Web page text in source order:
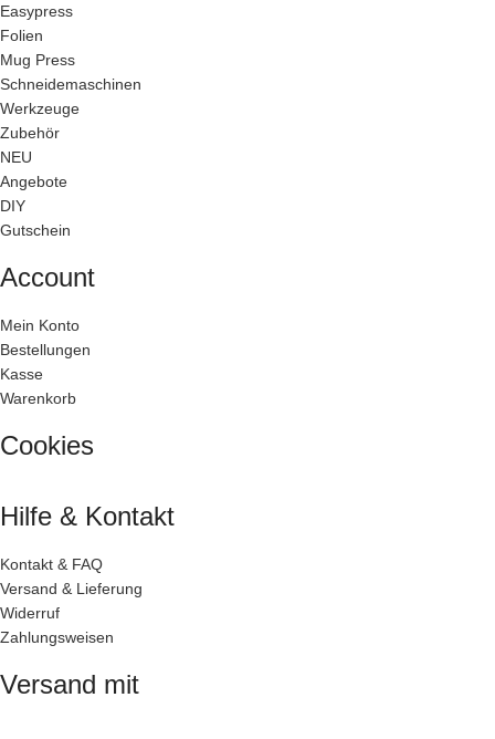
Easypress
Folien
Mug Press
Schneidemaschinen
Werkzeuge
Zubehör
NEU
Angebote
DIY
Gutschein
Account
Mein Konto
Bestellungen
Kasse
Warenkorb
Cookies
Hilfe & Kontakt
Kontakt & FAQ
Versand & Lieferung
Widerruf
Zahlungsweisen
Versand mit